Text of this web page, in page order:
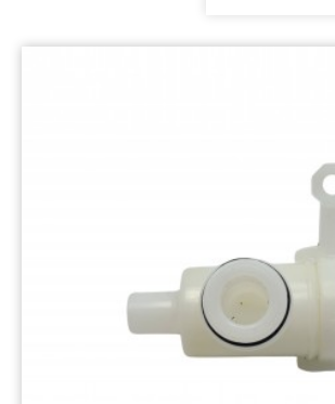
Автохимия и уход
Малый коммерческий транспорт
Маркировочные знаки и
Пневматические соединения
Запчасти
Инструменты